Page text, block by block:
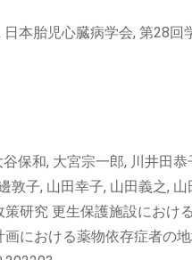
本胎児心臓病学会, 第28回
保和, 大宮宗一郎, 川井田恭
敦子, 山田幸子, 山田義之, 山
研究 更生保護施設におけ
における薬物依存症者の